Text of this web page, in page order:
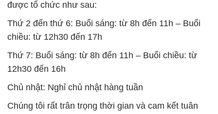
được tổ chức như sau:
Thứ 2 đến thứ 6: Buổi sáng: từ 8h đến 11h – Buổi
chiều: từ 12h30 đến 17h
Thứ 7: Buổi sáng: từ 8h đến 11h – Buổi chiều: từ
12h30 đến 16h
Chủ nhật: Nghỉ chủ nhật hàng tuần
Chúng tôi rất trân trọng thời gian và cam kết tuân